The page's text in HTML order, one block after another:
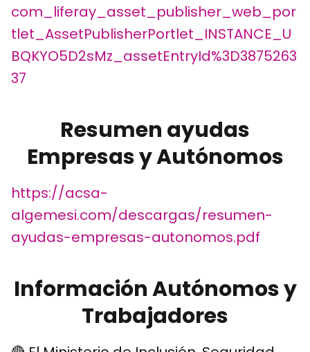
com_liferay_asset_publisher_web_por
tlet_AssetPublisherPortlet_INSTANCE_U
BQKYO5D2sMz_assetEntryId%3D3875263
37
Resumen ayudas
Empresas y Autónomos
https://acsa-
algemesi.com/descargas/resumen-
ayudas-empresas-autonomos.pdf
Información Autónomos y
Trabajadores